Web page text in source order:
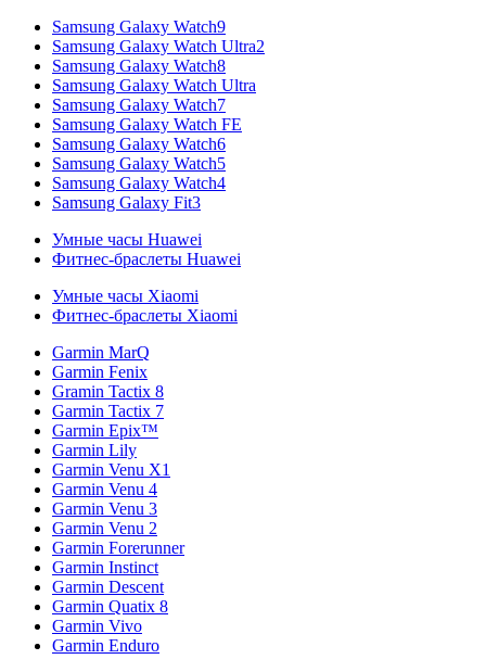
Samsung Galaxy Watch9
Samsung Galaxy Watch Ultra2
Samsung Galaxy Watch8
Samsung Galaxy Watch Ultra
Samsung Galaxy Watch7
Samsung Galaxy Watch FE
Samsung Galaxy Watch6
Samsung Galaxy Watch5
Samsung Galaxy Watch4
Samsung Galaxy Fit3
Умные часы Huawei
Фитнес-браслеты Huawei
Умные часы Xiaomi
Фитнес-браслеты Xiaomi
Garmin MarQ
Garmin Fenix
Gramin Tactix 8
Garmin Tactix 7
Garmin Epix™
Garmin Lily
Garmin Venu X1
Garmin Venu 4
Garmin Venu 3
Garmin Venu 2
Garmin Forerunner
Garmin Instinct
Garmin Descent
Garmin Quatix 8
Garmin Vivo
Garmin Enduro